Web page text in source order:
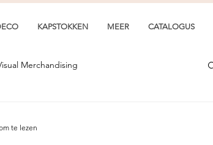
KAPSTOKKEN MEER CATALOGUS
Merchandising
te lezen